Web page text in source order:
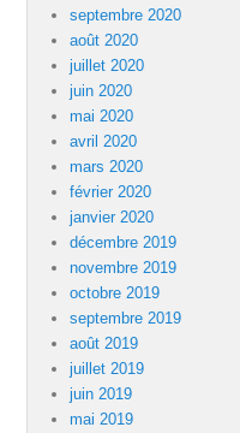
septembre 2020
août 2020
juillet 2020
juin 2020
mai 2020
avril 2020
mars 2020
février 2020
janvier 2020
décembre 2019
novembre 2019
octobre 2019
septembre 2019
août 2019
juillet 2019
juin 2019
mai 2019